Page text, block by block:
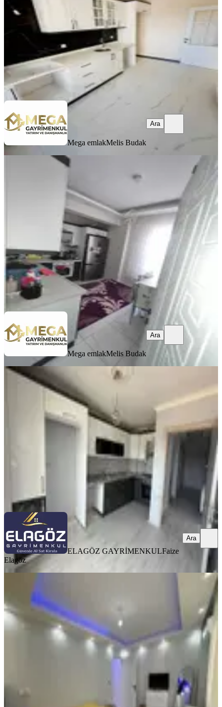
130 m² ·2. Kat 05.08.2026
5.250.000 ₺
Mega emlakMelis Budak
Ara
Mega emlakMelis Budak
Ara
Mega Gayrimenkul'den Satılık
Atatürk Ma Geniş Ve Ferah 2+1 Daire
Bergama, Atatürk Mahallesi
2+1
·100 m² Yüksek giriş·22.07.2026
3.950.000 ₺4.040.000 ₺
Mega emlak Melis Budak
Ara
Mega emlakMelis Budak
Ara
YENİ
Fatıh Mahallesı 4 + 1 Dubleks
Bergama, Fatih Mahallesi
4+1 · 185 m²·4. Kat
6.450.000 ₺
ELAGÖZ GAYRİMENKULFaize Elagöz
Ara
ELAGÖZ GAYRİMENKULFaize
Elagöz
Ara
Zafer Mahallesi Satılık Kapalı Mutfak
Bergama, Zafer Mahallesi
1+1
49 m²·Kot 1 06.08.2026
3.000.000 ₺